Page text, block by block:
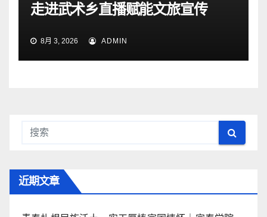
走进武术乡直播赋能文旅宣传
8月 3, 2026 ADMIN
近期文章